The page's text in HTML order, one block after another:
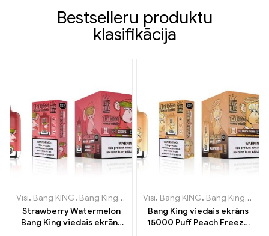
Bestselleru produktu
klasifikācija
Visi, Bang KING, Bang King viedais ekrāns 15000 Puff ,
Strawberry Watermelon
Bang King viedais ekrāns
Visi, Bang KING, Bang King viedais ekrāns 15000 Puff
Bang King viedais ekrāns
15000 Puff Peach Freeze